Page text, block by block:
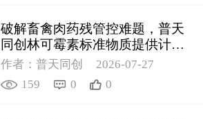
破解畜禽肉药残管控难题，普天
同创林可霉素标准物质提供计量
支撑
作者：普天同创
2026-07-27
159
0 0